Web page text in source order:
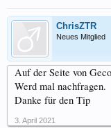
ChrisZTR
Neues Mitglied
Auf der Seite von
Werd mal nachfragen.
Danke für den Tip
3. April 2021